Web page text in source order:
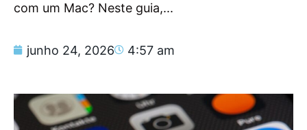
com um Mac? Neste guia,...
junho 24, 2026 4:57 am